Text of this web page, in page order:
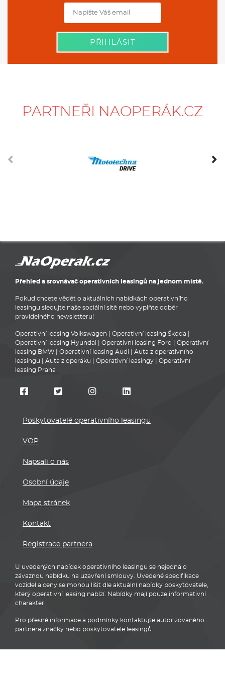
PŘIHLÁSIT
PARTNEŘI NAOPERÁK.CZ
Přehled a srovnávač operativních leasingů na jednom místě.
Pokud chcete vědět o aktuálních nabídkách operativního
leasingu sledujte naše sociální sítě nebo vyplňte odběr
pravidelného newsletteru!
Operativní leasing Volkswagen Operativní leasing Škoda
Operativní leasing Hyundai
Operativní leasing Ford
Operativní
leasing BMW
Operativní leasing Audi
Auta z operativního
leasingu
Auta z operáku Operativní leasingy
Operativní
leasing Praha
Poskytovatelé operativního leasingu
VOP
Napsali o nás
Osobní údaje
Mapa stránek
Kontakt
Registrace partnera
U uvedených nabídek operativního leasingu se nejedná o
závaznou nabídku na uzavření smlouvy. Uvedené specifikace
vozidel a ceny se mohou lišit dle aktuální nabídky poskytovatele,
který operativní leasing nabízí. Nabídky mají pouze informativní
charakter.
Pro přesné informace a podmínky kontaktujte autorizovaného
partnera značky nebo poskytovatele leasingů.